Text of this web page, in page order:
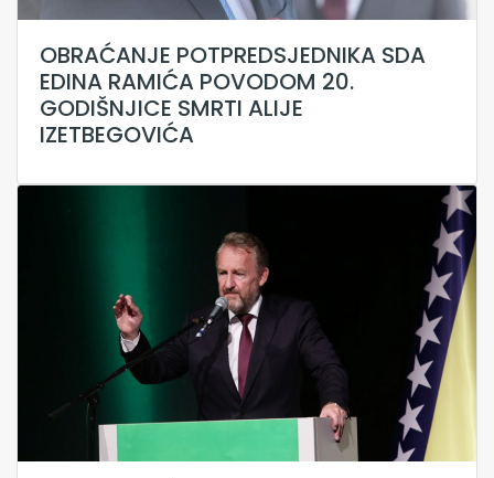
OBRAĆANJE POTPREDSJEDNIKA SDA
EDINA RAMIĆA POVODOM 20.
GODIŠNJICE SMRTI ALIJE
IZETBEGOVIĆA